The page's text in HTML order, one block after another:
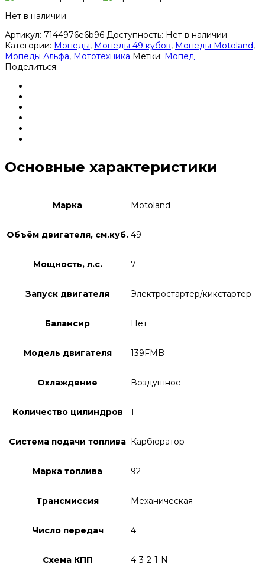
Нет в наличии
Артикул: 7144976e6b96 Доступность: Нет в наличии
Категории: Мопеды, Мопеды 49 кубов, Мопеды Motoland,
Мопеды Альфа, Мототехника Метки: Мопед
Поделиться:
Основные характеристики
Марка Motoland
Объём двигателя, см.куб. 49
Мощность, л.с. 7
Запуск двигателя Электростартер/кикстартер
Балансир Нет
Модель двигателя 139FMB
Охлаждение Воздушное
Количество цилиндров 1
Система подачи топлива Карбюратор
Марка топлива 92
Трансмиссия Механическая
Число передач 4
Схема КПП 4-3-2-1-N